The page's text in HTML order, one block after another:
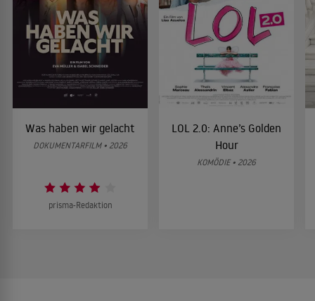
Was haben wir gelacht
DOKUMENTARFILM • 2026
prisma-Redaktion
LOL 2.0: Anne’s Golden
Hour
KOMÖDIE • 2026